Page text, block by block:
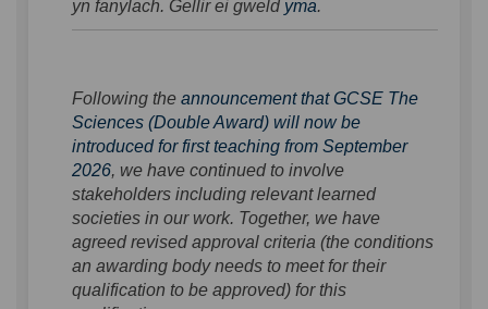
yn fanylach. Gellir ei gweld yma.
Following the announcement that GCSE The
Sciences (Double Award) will now be
introduced for first teaching from September
2026, we have continued to involve
stakeholders including relevant learned
societies in our work. Together, we have
agreed revised approval criteria (the conditions
an awarding body needs to meet for their
qualification to be approved) for this